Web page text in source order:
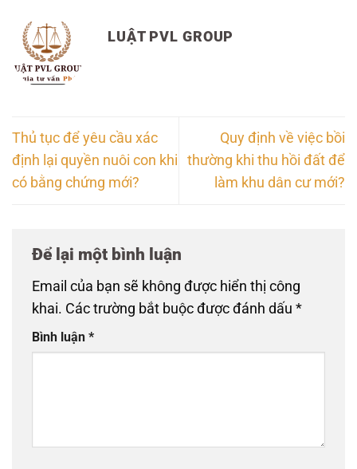
LUẬT PVL GROUP
Thủ tục để yêu cầu xác
định lại quyền nuôi con khi
có bằng chứng mới?
Quy định về việc bồi
thường khi thu hồi đất để
làm khu dân cư mới?
Để lại một bình luận
Email của bạn sẽ không được hiển thị công
khai. Các trường bắt buộc được đánh dấu *
Bình luận *